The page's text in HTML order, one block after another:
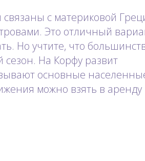
с материковой
Это отличный
Но учтите, что
сезон. На Корфу развит
основные
можно взять в аренду